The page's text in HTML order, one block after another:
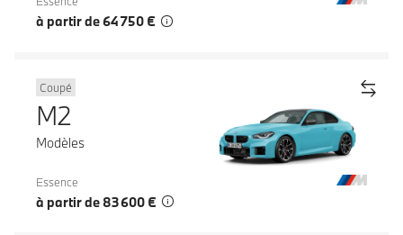
à partir de 64 750 €
Coupé
M2
Modèles
Essence
à partir de 83 600 €